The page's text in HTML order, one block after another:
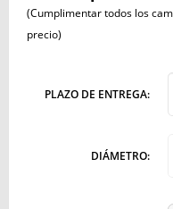
(Cumplimentar todos los
precio)
PLAZO DE ENTREGA:
DIÁMETRO: